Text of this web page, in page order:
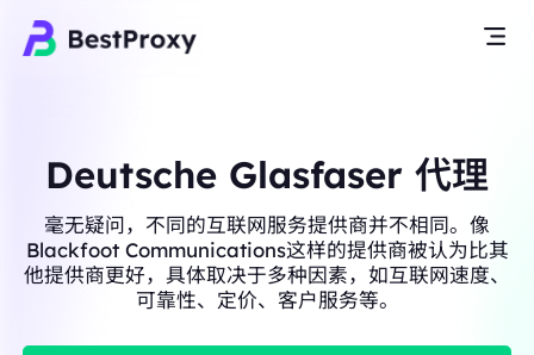
Deutsche Glasfaser 代理
毫无疑问，不同的互联网服务提供商并不相同。像
Blackfoot Communications这样的提供商被认为比其
他提供商更好，具体取决于多种因素，如互联网速度、
可靠性、定价、客户服务等。